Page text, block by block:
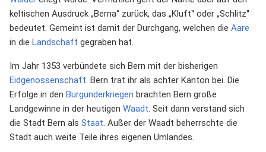
keltischen Ausdruck „Berna“ zurück, das „Kluft‟ oder „Schlitz‟
bedeutet. Gemeint ist damit der Durchgang, welchen die Aare
in die Landschaft gegraben hat.
Im Jahr 1353 verbündete sich Bern mit der bisherigen
Eidgenossenschaft. Bern trat ihr als achter Kanton bei. Die
Erfolge in den Burgunderkriegen brachten Bern große
Landgewinne in der heutigen Waadt. Seit dann verstand sich
die Stadt Bern als Staat. Außer der Waadt beherrschte die
Stadt auch weite Teile ihres eigenen Umlandes.